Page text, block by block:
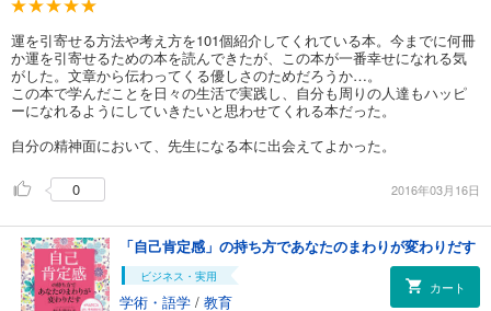
運を引寄せる方法や考え方を101個紹介してくれている本。今までに何冊
か運を引寄せるための本を読んできたが、この本が一番幸せになれる気
がした。文章から伝わってくる優しさのためだろうか…。
この本で学んだことを日々の生活で実践し、自分も周りの人達もハッピ
ーになれるようにしていきたいと思わせてくれる本だった。
自分の精神面において、先生になる本に出会えてよかった。
0 2016年03月16日
「自己肯定感」の持ち方であなたのまわりが変わりだす
ビジネス・実用
学術・語学 / 教育
カート